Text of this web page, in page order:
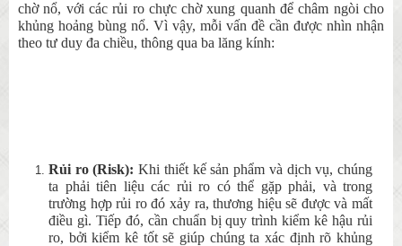
chờ nổ, với các rủi ro chực chờ xung quanh để châm ngòi cho
khủng hoảng bùng nổ. Vì vậy, mỗi vấn đề cần được nhìn nhận
theo tư duy đa chiều, thông qua ba lăng kính:
Rủi ro (Risk):Khi thiết kế sản phẩm và dịch vụ, chúng
ta phải tiên liệu các rủi ro có thể gặp phải, và trong
trường hợp rủi ro đó xảy ra, thương hiệu sẽ được và mất
điều gì. Tiếp đó, cần chuẩn bị quy trình kiểm kê hậu rủi
ro, bởi kiểm kê tốt sẽ giúp chúng ta xác định rõ khủng